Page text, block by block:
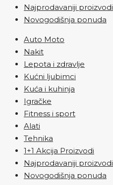
Najprodavaniji proizvodi
Novogodišnja ponuda
Auto Moto
Nakit
Lepota i zdravlje
Kućni ljubimci
Kuća i kuhinja
Igračke
Fitness i sport
Alati
Tehnika
1+1 Akcija Proizvodi
Najprodavaniji proizvodi
Novogodišnja ponuda